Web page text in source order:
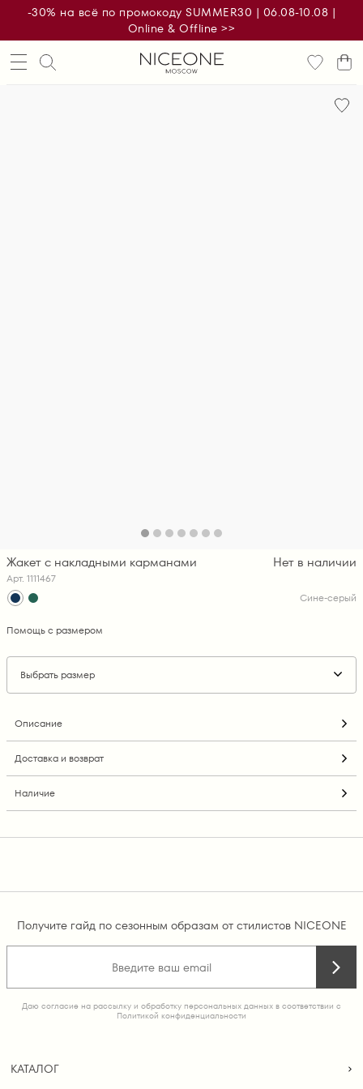
-30% на всё по промокоду SUMMER30 | 06.08-10.08 |
Online & Offline >>
Жакет с накладными карманами
Арт. 1111467
Нет в наличии
Сине-серый
Помощь с размером
Выбрать размер
Описание
Доставка и возврат
Наличие
Получите гайд по сезонным образам от стилистов NICEONE
Даю согласие на рассылку и обработку персональных данных в соответствии с
Политикой конфиденциальности
КАТАЛОГ